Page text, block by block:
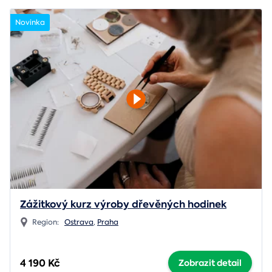
Novinka
Zážitkový kurz výroby dřevěných hodinek
Region: Ostrava, Praha
4 190 Kč Zobrazit detail